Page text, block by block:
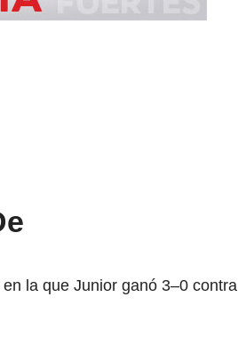
la que Junior ganó 3–0 contra